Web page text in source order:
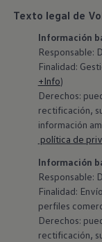
Mundo
Digital
Club
Sala de
Patrocinios
Blog
Texto legal de
Información
Responsable:
Finalidad:
+Info)
Derechos:
rectificación,
información
política de
Información
‍Responsable:
Finalidad:
perfiles
Derechos:
rectificación,